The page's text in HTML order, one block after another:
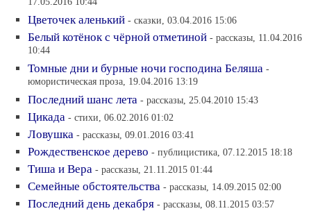
Цветочек аленький - сказки, 03.04.2016 15:06
Белый котёнок с чёрной отметиной - рассказы, 11.04.2016
10:44
Томные дни и бурные ночи господина Беляша -
юмористическая проза, 19.04.2016 13:19
Последний шанс лета - рассказы, 25.04.2010 15:43
Цикада - стихи, 06.02.2016 01:02
Ловушка - рассказы, 09.01.2016 03:41
Рождественское дерево - публицистика, 07.12.2015 18:18
Тиша и Вера - рассказы, 21.11.2015 01:44
Семейные обстоятельства - рассказы, 14.09.2015 02:00
Последний день декабря - рассказы, 08.11.2015 03:57